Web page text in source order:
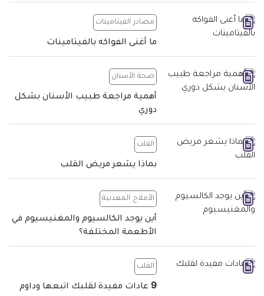
مصادر الفيتامينات
ما أغنى الفواكه بالفيتامينات
صحة الأسنان
أهمية مراجعة طبيب الأسنان بشكل
دوري
القلب
بماذا يشعر مريض القلب
الأملاح المعدنية
أين يوجد الكالسيوم والمغنيسيوم في
الأطعمة المختلفة؟
القلب
9 عادات مفيدة لقلبك اتبعها وداوم